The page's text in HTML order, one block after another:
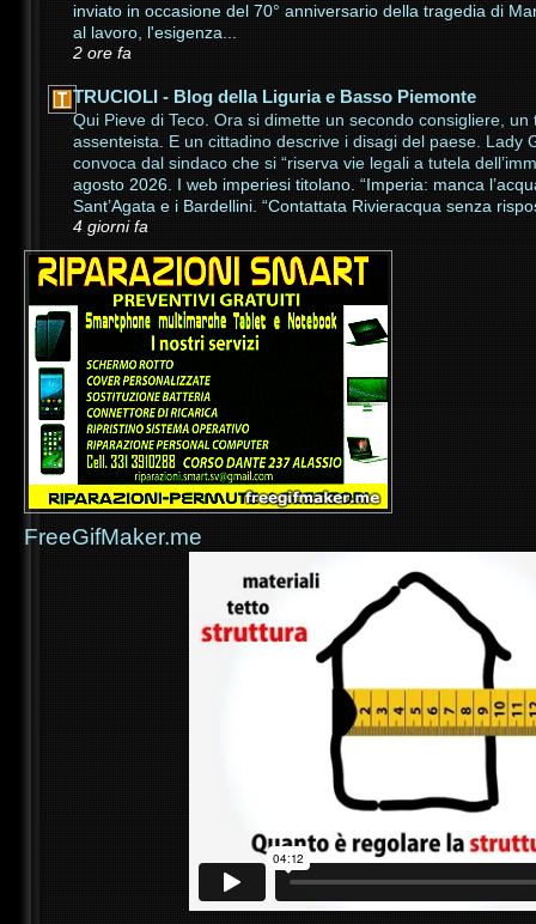
inviato in occasione del 70° anniversario della tragedia di
al lavoro, l'esigenza...
2 ore fa
TRUCIOLI - Blog della Liguria e Basso Piemonte
Qui Pieve di Teco. Ora si dimette un secondo consigliere, un
assenteista. E un cittadino descrive i disagi del paese. Lady
convoca dal sindaco che si “riserva vie legali a tutela
agosto 2026. I web imperiesi titolano. “Imperia: manca
Sant’Agata e i Bardellini. “Contattata Rivieracqua senza
4 giorni fa
FreeGifMaker.me